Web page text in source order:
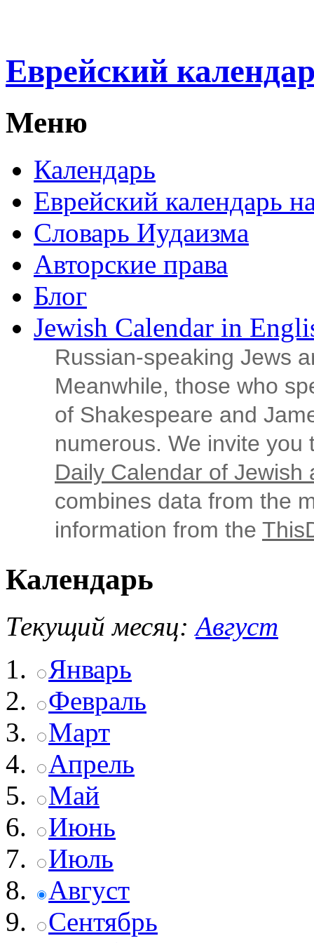
Еврейский
Меню
Календарь
Еврейский календарь
Словарь Иудаизма
Авторские права
Блог
Jewish Calendar in
Russian‑speaking Jews
Meanwhile, those who
of Shakespeare and
numerous. We invite
Daily Calendar of Jewish
combines data from the
information from the
Календарь
Текущий месяц: Август
Январь
Февраль
Март
Апрель
Май
Июнь
Июль
Август
Сентябрь